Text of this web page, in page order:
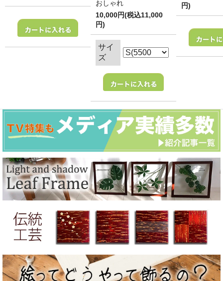
おしゃれ
10,000円(税込11,000
円)
サイ
ズ
円)